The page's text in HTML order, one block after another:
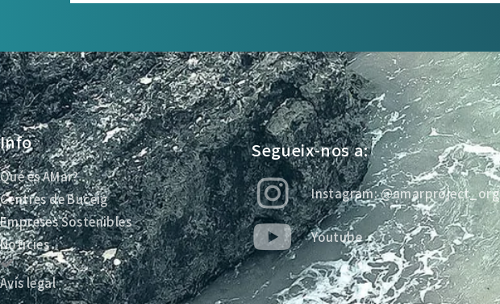
Info
Qué és AMar?
Centres de Buceig
Empreses Sostenibles
Noticies
Avís legal
Segueix-nos a:
Instagram: @amarproject_org
Youtube